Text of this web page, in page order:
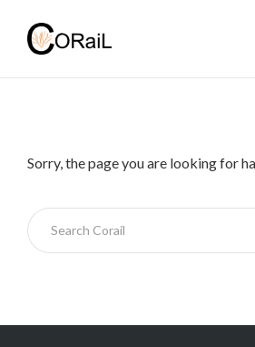
Sorry, the page you are looking for